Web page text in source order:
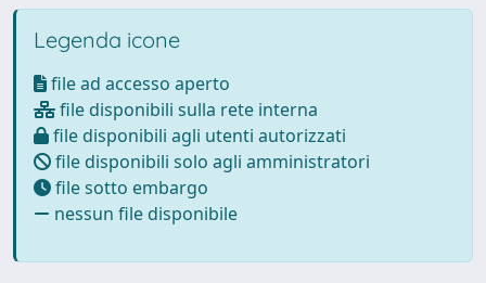
Legenda icone
file ad accesso aperto
file disponibili sulla rete interna
file disponibili agli utenti autorizzati
file disponibili solo agli amministratori
file sotto embargo
nessun file disponibile